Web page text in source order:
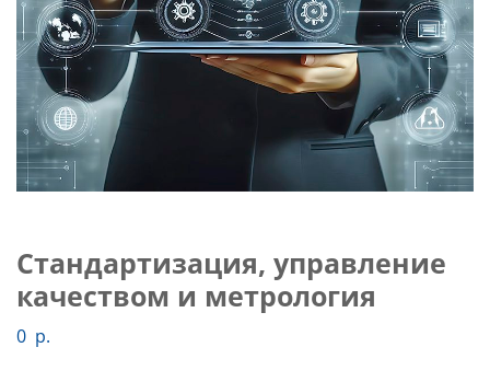
Стандартизация, управление
качеством и метрология
0 р.